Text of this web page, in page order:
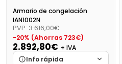
Armario de congelación
IAN1002N
PVP: 3.616,00€
-20% (Ahorras 723€)
2.892,80€ + IVA
Info rápida